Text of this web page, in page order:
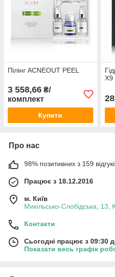
Пілінг ACNEOUT PEEL
3 558,66 ₴/
комплект
Купити
X9
Про нас
98% позитивних з 159
Працює з 18.12.2016
м. Київ
Микільсько-Слобідська, 13,
Контакти
Сьогодні працює з 09:30
Показати весь графік